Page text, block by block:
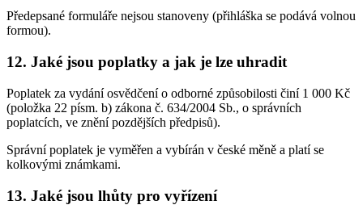
Předepsané formuláře nejsou stanoveny (přihláška se podává volnou
formou).
12. Jaké jsou poplatky a jak je lze uhradit
Poplatek za vydání osvědčení o odborné způsobilosti činí 1 000 Kč
(položka 22 písm. b) zákona č. 634/2004 Sb., o správních
poplatcích, ve znění pozdějších předpisů).
Správní poplatek je vyměřen a vybírán v české měně a platí se
kolkovými známkami.
13. Jaké jsou lhůty pro vyřízení